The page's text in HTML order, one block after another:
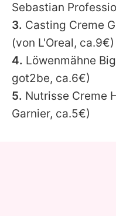
Sebastian
3. Casting Creme
(von L'Oreal, ca.9€)
4. Löwenmähne
got2be, ca.6€)
5. Nutrisse Creme
Garnier, ca.5€)